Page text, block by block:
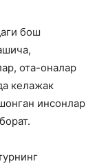
бош
ота-оналар
келажак
инсонлар